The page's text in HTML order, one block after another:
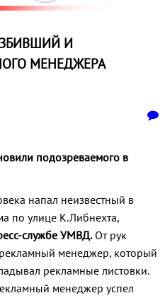
И
МЕНЕДЖЕРА
подозреваемого в
напал неизвестный в
по улице К.Либнехта,
службе УМВД.От рук
менеджер, который
рекламные листовки.
менеджер успел